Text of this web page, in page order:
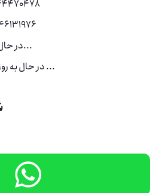
در حال به روز برسانی...
در حال به روز رسانی ...